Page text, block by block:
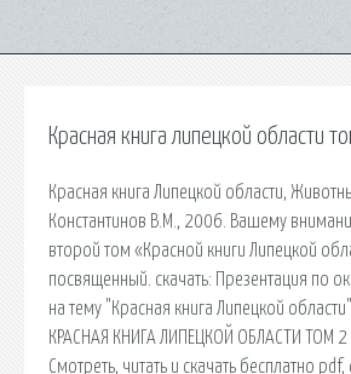
Красная книга липецкой области
Красная книга Липецкой области,
Константинов В.М., 2006. Вашему
второй том «Красной книги Липецкой
посвященный. cкачать: Презентация по
на тему "Красная книга Липецкой
КРАСНАЯ КНИГА ЛИПЕЦКОЙ ОБЛАСТИ ТОМ
Смотреть, читать и скачать бесплатно pdf,